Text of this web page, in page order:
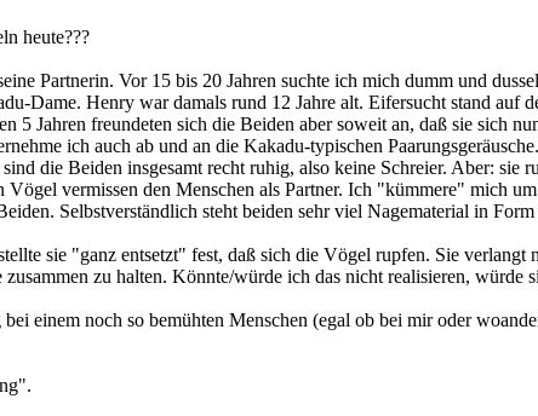
heute???
Partnerin. Vor 15 bis 20 Jahren suchte ich mich dumm und
Dame. Henry war damals rund 12 Jahre alt. Eifersucht stand auf
5 Jahren freundeten sich die Beiden aber soweit an, daß sie sich
ich auch ab und an die Kakadu-typischen
die Beiden insgesamt recht ruhig, also keine Schreier. Aber: sie
vermissen den Menschen als Partner. Ich "kümmere" mich
Selbstverständlich steht beiden sehr viel Nagematerial in
sie "ganz entsetzt" fest, daß sich die Vögel rupfen. Sie
zu halten. Könnte/würde ich das nicht realisieren,
einem noch so bemühten Menschen (egal ob bei mir oder